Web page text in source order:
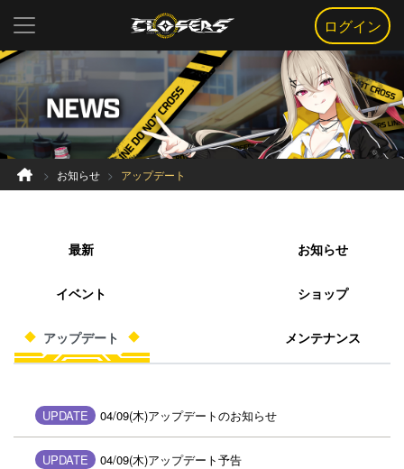
ログイン
お知らせ アップデート
最新 お知らせ
イベント ショップ
アップデート メンテナンス
UPDATE 04/09(木)アップデートのお知らせ
UPDATE 04/09(木)アップデート予告